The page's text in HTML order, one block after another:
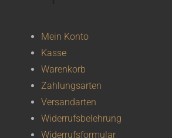
Mein Konto
Kasse
Warenkorb
Zahlungsarten
Versandarten
Widerrufsbelehrung
Widerrufsformular